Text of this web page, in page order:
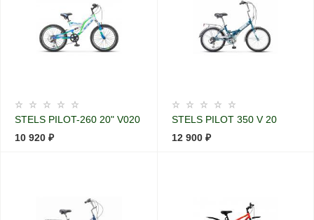
STELS PILOT-260 20" V020
10 920 ₽
STELS PILOT 350 V 20
12 900 ₽